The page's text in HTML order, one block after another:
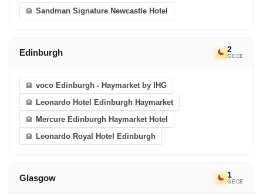
Sandman Signature Newcastle Hotel
Edinburgh 2
GECE
voco Edinburgh - Haymarket by IHG
Leonardo Hotel Edinburgh Haymarket
Mercure Edinburgh Haymarket Hotel
Leonardo Royal Hotel Edinburgh
Glasgow 1
GECE